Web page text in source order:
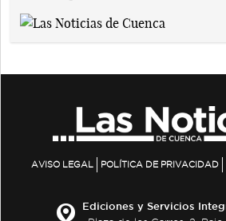
AVISO LEGAL POLÍTICA DE PRIVACIDAD
Ediciones y Servicios